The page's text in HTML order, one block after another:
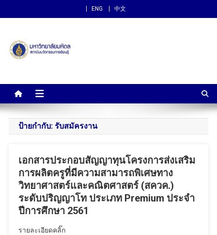
ENG 中文
สถาบันนวัตกรรมการเรียนรู้
ป้ายกำกับ: รับสมัครงาน
เอกสารประกอบสัญญาทุนโครงการส่งเสริม
การผลิตครูที่มีความสามารถพิเศษทาง
วิทยาศาสตร์และคณิตศาสตร์ (สควค.)
ระดับปริญญาโท ประเภท Premium ประจำ
ปีการศึกษา 2561
รายละเอียดคลิ๊ก